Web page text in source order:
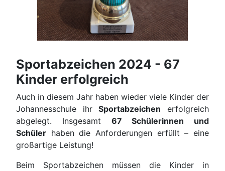
Sportabzeichen 2024 - 67
Kinder erfolgreich
Auch in diesem Jahr haben wieder viele Kinder der
Johannesschule ihrSportabzeichen erfolgreich
abgelegt. Insgesamt 67 Schülerinnen und
Schüler haben die Anforderungen erfüllt – eine
großartige Leistung!
Beim Sportabzeichen müssen die Kinder in